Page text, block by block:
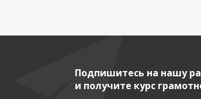
Подпишитесь на нашу
и получите курс